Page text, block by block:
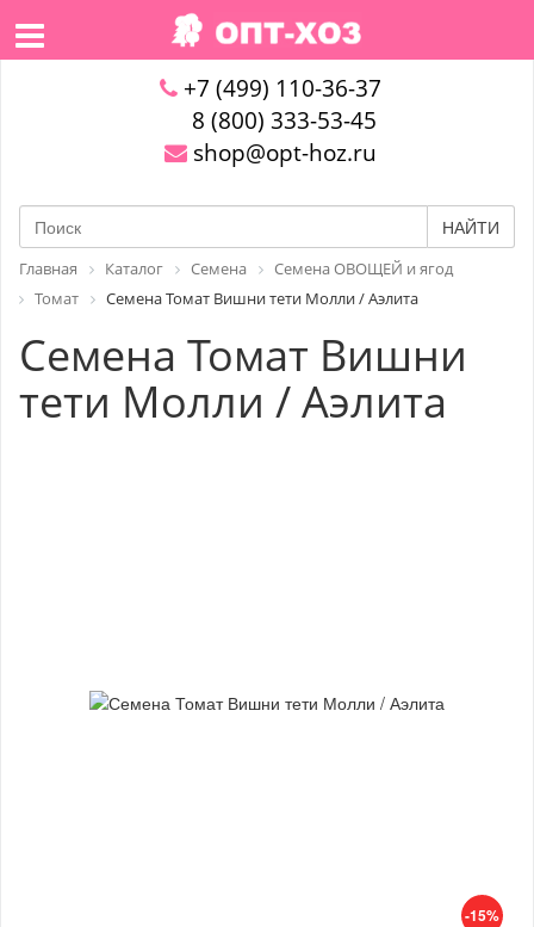
+7 (499) 110-36-37
8 (800) 333-53-45
shop@opt-hoz.ru
НАЙТИ
Главная Каталог Семена
Семена ОВОЩЕЙ и ягод
Томат
Семена Томат Вишни тети Молли / Аэлита
Семена Томат Вишни
тети Молли / Аэлита
-15%